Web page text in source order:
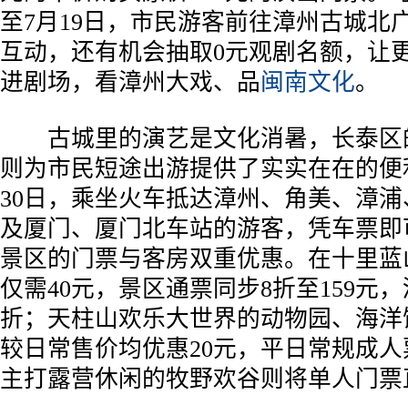
至7月19日，市民游客前往漳州古城北
互动，还有机会抽取0元观剧名额，让
进剧场，看漳州大戏、品闽南文化。
古城里的演艺是文化消暑，长泰区
则为市民短途出游提供了实实在在的
30日，乘坐火车抵达漳州、角美、漳
及厦门、厦门北车站的游客，凭车票
景区的门票与客房双重优惠。在十里
仅需40元，景区通票同步8折至159元
折；天柱山欢乐大世界的动物园、海
较日常售价均优惠20元，平日常规成
主打露营休闲的牧野欢谷则将单人门